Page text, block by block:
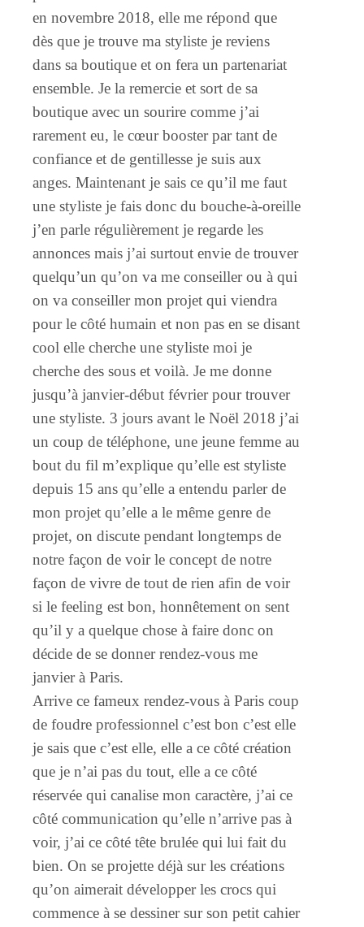
en novembre 2018, elle me répond que
dès que je trouve ma styliste je reviens
dans sa boutique et on fera un partenariat
ensemble. Je la remercie et sort de sa
boutique avec un sourire comme j’ai
rarement eu, le cœur booster par tant de
confiance et de gentillesse je suis aux
anges. Maintenant je sais ce qu’il me faut
une styliste je fais donc du bouche-à-oreille
j’en parle régulièrement je regarde les
annonces mais j’ai surtout envie de trouver
quelqu’un qu’on va me conseiller ou à qui
on va conseiller mon projet qui viendra
pour le côté humain et non pas en se disant
cool elle cherche une styliste moi je
cherche des sous et voilà. Je me donne
jusqu’à janvier-début février pour trouver
une styliste. 3 jours avant le Noël 2018 j’ai
un coup de téléphone, une jeune femme au
bout du fil m’explique qu’elle est styliste
depuis 15 ans qu’elle a entendu parler de
mon projet qu’elle a le même genre de
projet, on discute pendant longtemps de
notre façon de voir le concept de notre
façon de vivre de tout de rien afin de voir
si le feeling est bon, honnêtement on sent
qu’il y a quelque chose à faire donc on
décide de se donner rendez-vous me
janvier à Paris.
Arrive ce fameux rendez-vous à Paris coup
de foudre professionnel c’est bon c’est elle
je sais que c’est elle, elle a ce côté création
que je n’ai pas du tout, elle a ce côté
réservée qui canalise mon caractère, j’ai ce
côté communication qu’elle n’arrive pas à
voir, j’ai ce côté tête brulée qui lui fait du
bien. On se projette déjà sur les créations
qu’on aimerait développer les crocs qui
commence à se dessiner sur son petit cahier